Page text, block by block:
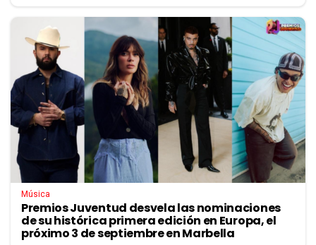
Música
Premios Juventud desvela las nominaciones
de su histórica primera edición en Europa, el
próximo 3 de septiembre en Marbella